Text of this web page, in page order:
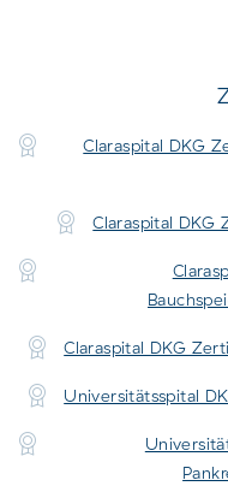
Claraspital DKG
Claraspital DKG
Claraspital DKG
Universitätsspital